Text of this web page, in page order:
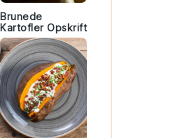
Brunede
Kartofler Opskrift